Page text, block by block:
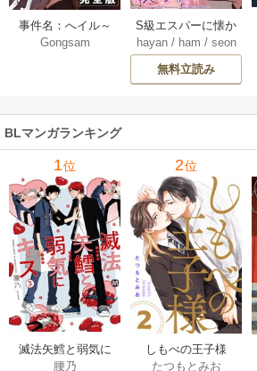
事件名：へイル～
シャチの狩り方～
Gongsam
S級エスパーに懐か
れてます【タテヨ
ミ】 75巻
hayan/ ham / seon
eedyou
無料立読み
BLマンガランキング
1位
滅法矢鱈と弱気に
キス【コミックス
腰乃
2位
しもべの王子様
【描き下ろしおま
たつもとみお